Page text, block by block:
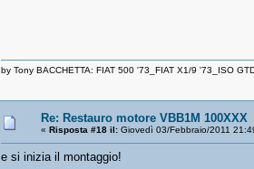
by Tony BACCHETTA: FIAT 500 '73_FIAT X1/9 '73_ISO
Re: Restauro motore VBB1M 100XXX
« Risposta #18 il: Giovedì 03/Febbraio/2011
e si inizia il montaggio!